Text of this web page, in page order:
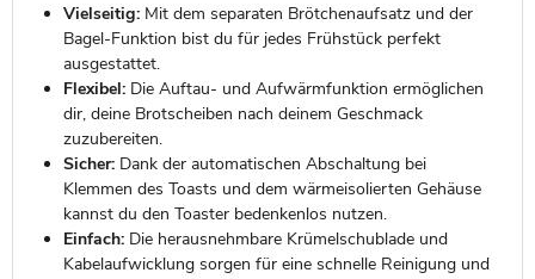
Vielseitig:Mit dem separaten Brötchenaufsatz und der
Bagel-Funktion bist du für jedes Frühstück perfekt
ausgestattet.
Flexibel:Die Auftau- und Aufwärmfunktion ermöglichen
dir, deine Brotscheiben nach deinem Geschmack
zuzubereiten.
Sicher:Dank der automatischen Abschaltung bei
Klemmen des Toasts und dem wärmeisolierten Gehäuse
kannst du den Toaster bedenkenlos nutzen.
Einfach:Die herausnehmbare Krümelschublade und
Kabelaufwicklung sorgen für eine schnelle Reinigung und